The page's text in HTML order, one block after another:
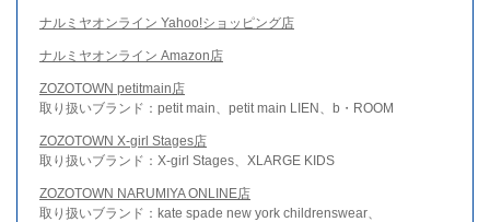
ナルミヤオンライン Yahoo!ショッピング店
ナルミヤオンライン Amazon店
ZOZOTOWN petitmain店
取り扱いブランド：petit main、petit main LIEN、b・ROOM
ZOZOTOWN X-girl Stages店
取り扱いブランド：X-girl Stages、XLARGE KIDS
ZOZOTOWN NARUMIYA ONLINE店
取り扱いブランド：kate spade new york childrenswear、